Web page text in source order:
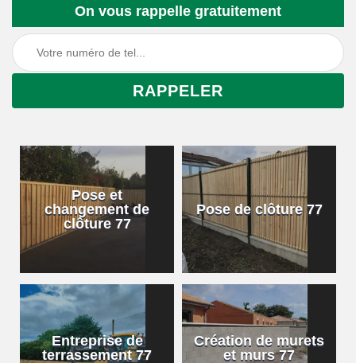
On vous rappelle gratuitement
Pose et
changement de
clôture 77
Pose de clôture 77
Entreprise de
terrassement 77
Création de murets
et murs 77